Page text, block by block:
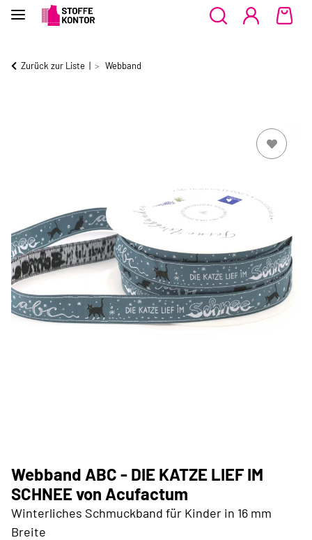
Zurück zur Liste Webband
Webband ABC - DIE KATZE LIEF IM
SCHNEE von Acufactum
Winterliches Schmuckband für Kinder in 16 mm
Breite